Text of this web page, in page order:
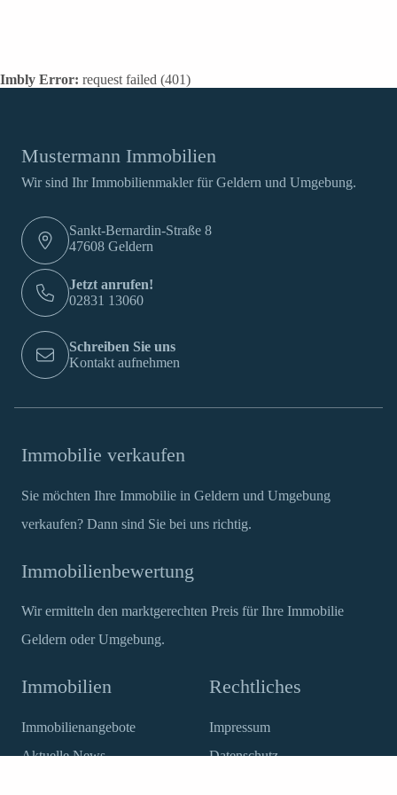
Imbly Error: request failed (401)
Mustermann Immobilien
Wir sind Ihr Immobilienmakler für Geldern und Umgebung.
Sankt-Bernardin-Straße 8
47608 Geldern
Jetzt anrufen!
02831 13060
Schreiben Sie uns
Kontakt aufnehmen
Immobilie verkaufen
Sie möchten Ihre Immobilie in Geldern und Umgebung
verkaufen? Dann sind Sie bei uns richtig.
Immobilien
Immobilienangebote
Aktuelle News
Immobilienbewertung
Wir ermitteln den marktgerechten Preis für Ihre Immobilie
Geldern oder Umgebung.
Rechtliches
Impressum
Datenschutz